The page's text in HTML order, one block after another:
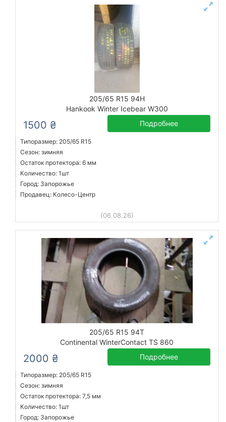
205/65 R15 94H
Hankook Winter Icebear W300
1500 ₴ Подробнее
Типоразмер: 205/65 R15
Сезон: зимняя
Остаток протектора: 6 мм
Количество: 1шт
Город: Запорожье
Продавец: Колесо-Центр
(06.08.26)
205/65 R15 94T
Continental WinterContact TS 860
2000 ₴ Подробнее
Типоразмер: 205/65 R15
Сезон: зимняя
Остаток протектора: 7,5 мм
Количество: 1шт
Город: Запорожье